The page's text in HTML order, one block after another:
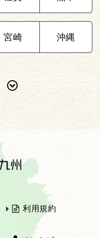
宮崎 沖縄
2022年
2020年
利用規約